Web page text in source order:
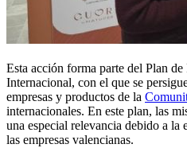
Esta acción forma parte del Plan
Internacional, con el que se
empresas y productos de la
internacionales. En este plan, las
una especial relevancia debido a la
las empresas valencianas.